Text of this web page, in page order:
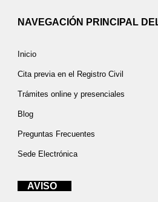
NAVEGACIÓN PRINCIPAL
Inicio
Cita previa en el Registro Civil
Trámites online y presenciales
Blog
Preguntas Frecuentes
Sede Electrónica
AVISO